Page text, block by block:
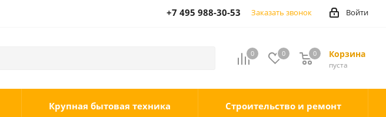
Войти
+7 495 988-30-53 Заказать звонок
0 0 Корзина
0
пуста
0
Крупная бытовая техника Строительство и ремонт